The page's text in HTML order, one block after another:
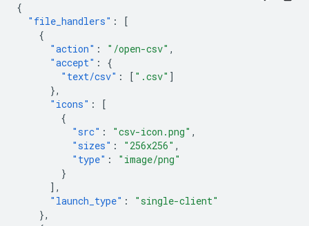
{
"file_handlers" :
[
{
"action" : "/open-csv" ,
"accept" :
{
"text/csv" : [ ".csv" ]
},
"icons" :
[
{
"src" : "csv-icon.png" ,
"sizes" : "256x256" ,
"type" :
"image/png"
}
],
"launch_type" :
"single-client"
},